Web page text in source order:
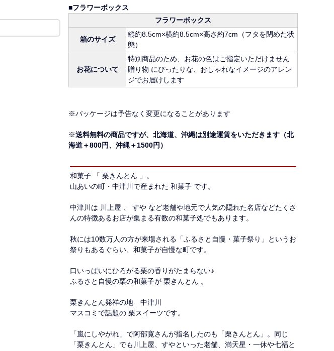
■フラワーボックス
フラワーボックス
箱のサイズ
縦約8.5cm×横約8.5cm×高さ約7cm（フタを閉めた状
態）
お花について
特別商品のため、お花の色はご指定いただけません
贈り物 にぴったりな、おしゃれなイメージのアレン
ジでお届けします
※パッケージは予告なく変更になることがあります
※送料無料の商品ですが、北海道、沖縄は別途運賃をいただきます（北
海道＋800円、沖縄＋1500円）
和菓子 「 栗きんとん 」。
山あいの町・中津川で産まれた 和菓子 です。
中津川は 川上屋 、 すや など老舗や地元で人気の隠れた名店などたくさ
んの特徴あるお店が集まる有数の和菓子処でもあります。
秋には10数万人の方が来場される「ふるさと自慢・菓子祭り」というお
祭りもあるぐらい、和菓子が自慢な町です。
口いっぱいにひろがる栗の香りがたまらない♪
ふるさと自慢の栗の和菓子が 栗きんとん 。
栗きんとん発祥の地 中津川
マスコミで話題の 栗スイーツです。
「嵐にしやがれ」で阿部寛さんが指名したのも「栗きんとん」。同じ
「栗きんとん」でも川上屋、すやといった老舗、満天星・一休や七福と